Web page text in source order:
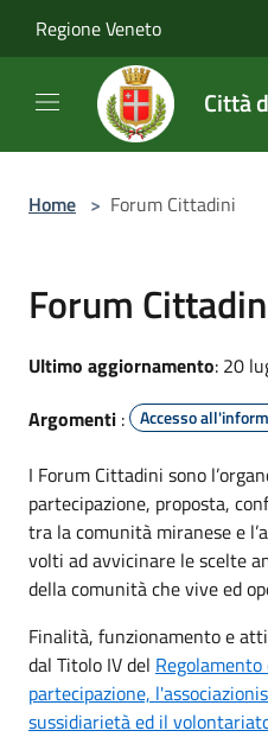
Regione Veneto
Città
Home > Forum Cittadini
Forum
Ultimo aggiornamento: 20
Argomenti : Accesso
I Forum Cittadini sono
partecipazione, proposta,
tra la comunità miranese e
volti ad avvicinare le scelte
della comunità che vive ed
Finalità, funzionamento e
dal Titolo IV del
partecipazione,
sussidiarietà ed il